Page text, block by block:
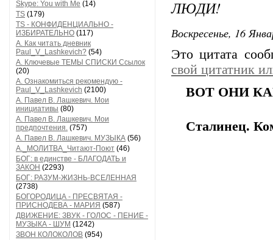
Skype: You with Me (14)
TS (179)
TS - КОНФИДЕНЦИАЛЬНО -
ИЗБИРАТЕЛЬНО (117)
А. Как читать дневник
Paul_V_Lashkevich? (54)
А. Ключевые ТЕМЫ СПИСКИ Ссылок
(20)
А. Ознакомиться рекомендую -
Paul_V_Lashkevich (2100)
А. Павел В. Лашкевич. Мои
инициативы (80)
А. Павел В. Лашкевич. Мои
предпочтения. (757)
А. Павел В. Лашкевич. МУЗЫКА (56)
А._МОЛИТВА_Читают-Поют (46)
БОГ: в единстве - БЛАГОДАТЬ и
ЗАКОН (2293)
БОГ: РАЗУМ-ЖИЗНЬ-ВСЕЛЕННАЯ
(2738)
БОГОРОДИЦА - ПРЕСВЯТАЯ -
ПРИСНОДЕВА - МАРИЯ (587)
ДВИЖЕНИЕ: ЗВУК - ГОЛОС - ПЕНИЕ -
МУЗЫКА - ШУМ (1242)
ЗВОН КОЛОКОЛОВ (954)
ЛЮДИ!
Воскресенье, 16
Это цитата
свой цитатник
ВОТ ОНИ
Сталинец.